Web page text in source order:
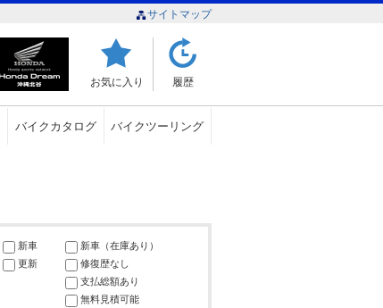
サイトマップ
お気に入り 履歴
バイクカタログ バイクツーリング
新車
新車（在庫あり）
更新
修復歴なし
支払総額あり
無料見積可能